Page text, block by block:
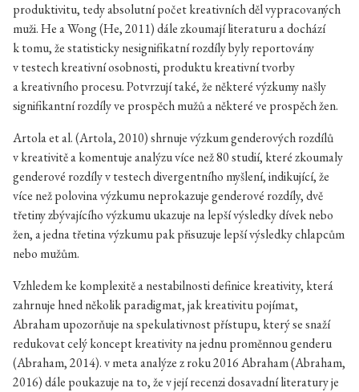
produktivitu, tedy absolutní počet kreativních děl vypracovaných
muži. He a Wong (He, 2011) dále zkoumají literaturu a dochází
k tomu, že statisticky nesignifikatní rozdíly byly reportovány
v testech kreativní osobnosti, produktu kreativní tvorby
a kreativního procesu. Potvrzují také, že některé výzkumy našly
signifikantní rozdíly ve prospěch mužů a některé ve prospěch žen.
Artola et al. (Artola, 2010) shrnuje výzkum genderových rozdílů
v kreativitě a komentuje analýzu více než 80 studií, které zkoumaly
genderové rozdíly v testech divergentního myšlení, indikující, že
více než polovina výzkumu neprokazuje genderové rozdíly, dvě
třetiny zbývajícího výzkumu ukazuje na lepší výsledky dívek nebo
žen, a jedna třetina výzkumu pak přisuzuje lepší výsledky chlapcům
nebo mužům.
Vzhledem ke komplexitě a nestabilnosti definice kreativity, která
zahrnuje hned několik paradigmat, jak kreativitu pojímat,
Abraham upozorňuje na spekulativnost přístupu, který se snaží
redukovat celý koncept kreativity na jednu proměnnou genderu
(Abraham, 2014). v meta analýze z roku 2016 Abraham (Abraham,
2016) dále poukazuje na to, že v její recenzi dosavadní literatury je